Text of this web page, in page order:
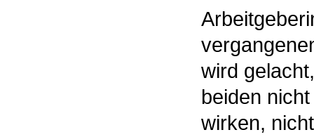
wird
beiden
wirken,